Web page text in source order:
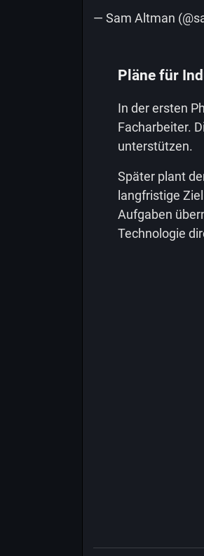
— Sam Altman
Pläne für
In der ersten
Facharbeiter.
unterstützen.
Später plant
langfristige
Aufgaben
Technologie